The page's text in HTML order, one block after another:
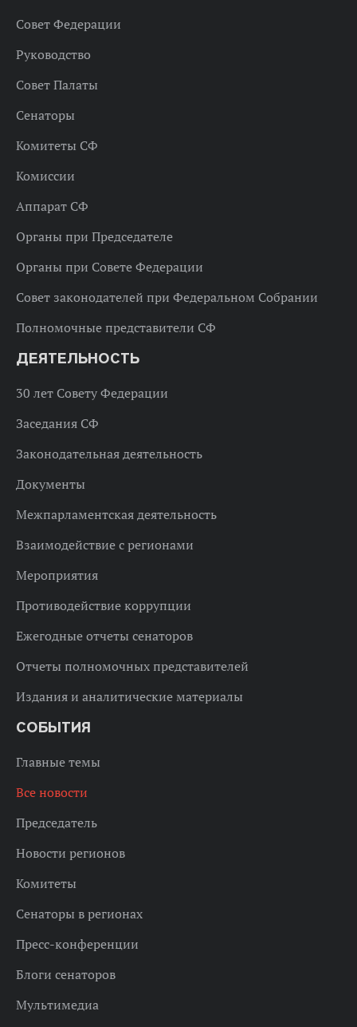
Совет Федерации
Руководство
Совет Палаты
Сенаторы
Комитеты СФ
Комиссии
Аппарат СФ
Органы при Председателе
Органы при Совете Федерации
Совет законодателей при Федеральном Собрании
Полномочные представители СФ
ДЕЯТЕЛЬНОСТЬ
30 лет Совету Федерации
Заседания СФ
Законодательная деятельность
Документы
Межпарламентская деятельность
Взаимодействие с регионами
Мероприятия
Противодействие коррупции
Ежегодные отчеты сенаторов
Отчеты полномочных представителей
Издания и аналитические материалы
СОБЫТИЯ
Главные темы
Все новости
Председатель
Новости регионов
Комитеты
Сенаторы в регионах
Пресс-конференции
Блоги сенаторов
Мультимедиа